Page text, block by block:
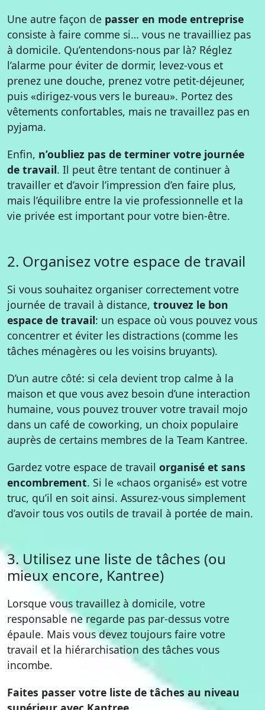
Une autre façon de passer en mode entreprise
consiste à faire comme si… vous ne travailliez pas
à domicile. Qu’entendons-nous par là? Réglez
l’alarme pour éviter de dormir, levez-vous et
prenez une douche, prenez votre petit-déjeuner,
puis «dirigez-vous vers le bureau». Portez des
vêtements confortables, mais ne travaillez pas en
pyjama.
Enfin, n’oubliez pas de terminer votre journée
de travail. Il peut être tentant de continuer à
travailler et d’avoir l’impression d’en faire plus,
mais l’équilibre entre la vie professionnelle et la
vie privée est important pour votre bien-être.
2. Organisez votre espace de travail
Si vous souhaitez organiser correctement votre
journée de travail à distance, trouvez le bon
espace de travail: un espace où vous pouvez vous
concentrer et éviter les distractions (comme les
tâches ménagères ou les voisins bruyants).
D’un autre côté: si cela devient trop calme à la
maison et que vous avez besoin d’une interaction
humaine, vous pouvez trouver votre travail mojo
dans un café de coworking, un choix populaire
auprès de certains membres de la Team Kantree.
Gardez votre espace de travail organisé et sans
encombrement. Si le «chaos organisé» est votre
truc, qu’il en soit ainsi. Assurez-vous simplement
d’avoir tous vos outils de travail à portée de main.
3. Utilisez une liste de tâches (ou
mieux encore, Kantree)
Lorsque vous travaillez à domicile, votre
responsable ne regarde pas par-dessus votre
épaule. Mais vous devez toujours faire votre
travail et la hiérarchisation des tâches vous
incombe.
Faites passer votre liste de tâches au niveau